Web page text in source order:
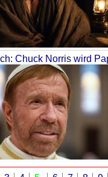
Chuck Norris wird